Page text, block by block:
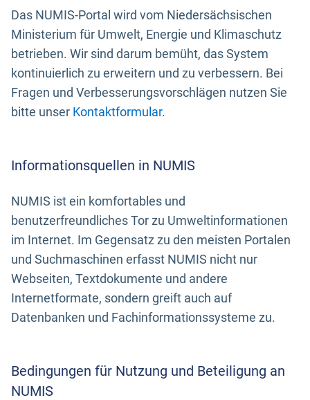
Das NUMIS-Portal wird vom Niedersächsischen
Ministerium für Umwelt, Energie und Klimaschutz
betrieben. Wir sind darum bemüht, das System
kontinuierlich zu erweitern und zu verbessern. Bei
Fragen und Verbesserungsvorschlägen nutzen Sie
bitte unser Kontaktformular.
Informationsquellen in NUMIS
NUMIS ist ein komfortables und
benutzerfreundliches Tor zu Umweltinformationen
im Internet. Im Gegensatz zu den meisten Portalen
und Suchmaschinen erfasst NUMIS nicht nur
Webseiten, Textdokumente und andere
Internetformate, sondern greift auch auf
Datenbanken und Fachinformationssysteme zu.
Bedingungen für Nutzung und Beteiligung an
NUMIS